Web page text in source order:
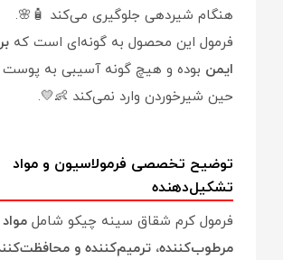
هنگام شیردهی جلوگیری می‌کند 🧴🌸.
فرمول این محصول به گونه‌ای است که
ایمن بوده و هیچ گونه آسیبی به پوست
حین شیرخوردن وارد نمی‌کند 👶💛.
توضیح تخصصی فرمولاسیون و مواد
تشکیل‌دهنده
فرمول کرم شقاق سینه چیکو شامل مواد
مرطوب‌کننده، ترمیم‌کننده و